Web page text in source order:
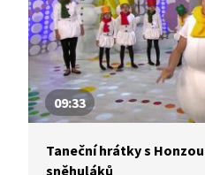
09:33
Taneční hrátky s
sněhuláků